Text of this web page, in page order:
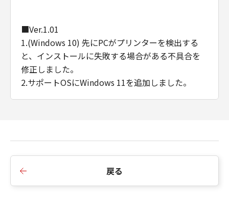
■Ver.1.01
1.(Windows 10) 先にPCがプリンターを検出する
と、インストールに失敗する場合がある不具合を
修正しました。
2.サポートOSにWindows 11を追加しました。
戻る